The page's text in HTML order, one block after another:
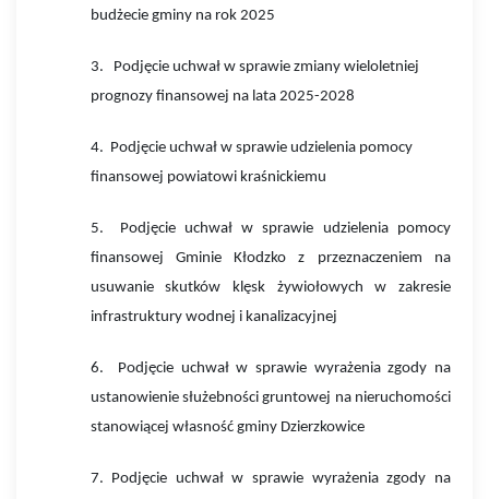
budżecie gminy na rok 2025
3. Podjęcie uchwał w sprawie zmiany wieloletniej
prognozy finansowej na lata 2025-2028
4. Podjęcie uchwał w sprawie udzielenia pomocy
finansowej powiatowi kraśnickiemu
5. Podjęcie uchwał w sprawie
udzielenia pomocy
finansowej Gminie Kłodzko z przeznaczeniem na
usuwanie skutków klęsk żywiołowych w zakresie
infrastruktury wodnej i kanalizacyjnej
6. Podjęcie uchwał w sprawie wyrażenia zgody na
ustanowienie służebności gruntowej na nieruchomości
stanowiącej własność gminy Dzierzkowice
7. Podjęcie uchwał w sprawie wyrażenia zgody na